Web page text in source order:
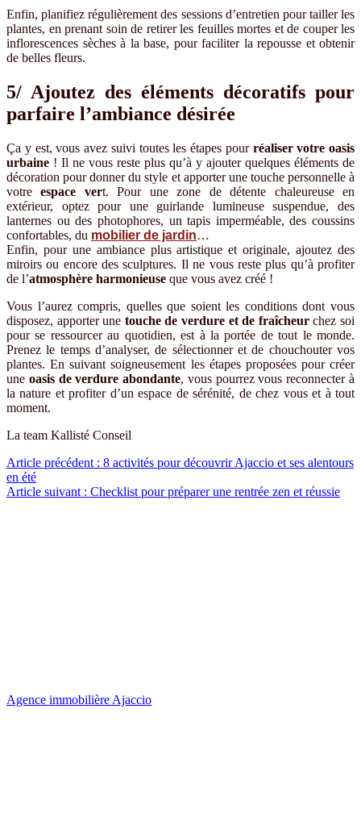
Enfin, planifiez régulièrement des sessions d’entretien pour tailler les
plantes, en prenant soin de retirer les feuilles mortes et de couper les
inflorescences sèches à la base, pour faciliter la repousse et obtenir
de belles fleurs.
5/ Ajoutez des éléments décoratifs pour
parfaire l’ambiance désirée
Ça y est, vous avez suivi toutes les étapes pour réaliser votre oasis
urbaine ! Il ne vous reste plus qu’à y ajouter quelques éléments de
décoration pour donner du style et apporter une touche personnelle à
votreespace vert. Pour une zone de détente chaleureuse en
extérieur, optez pour une guirlande lumineuse suspendue, des
lanternes ou des photophores, un tapis imperméable, des coussins
confortables, du mobilier de jardin…
Enfin, pour une ambiance plus artistique et originale, ajoutez des
miroirs ou encore des sculptures. Il ne vous reste plus qu’à profiter
de l’atmosphère harmonieuse que vous avez créé !
Vous l’aurez compris, quelles que soient les conditions dont vous
disposez, apporter une touche de verdure et de fraîcheurchez soi
pour se ressourcer au quotidien, est à la portée de tout le monde.
Prenez le temps d’analyser, de sélectionner et de chouchouter vos
plantes. En suivant soigneusement les étapes proposées pour créer
une oasis de verdure abondante, vous pourrez vous reconnecter à
la nature et profiter d’un espace de sérénité, de chez vous et à tout
moment.
La team Kallisté Conseil
Navigation
de
Article précédent : 8 activités pour découvrir Ajaccio et ses alentours
en été
Article suivant : Checklist pour préparer une rentrée zen et réussie
Agence immobilière Ajaccio